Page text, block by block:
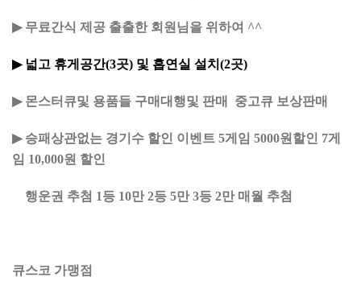
▶ 무료간식 제공 출출한 회원님을 위하여 ^^
▶ 넓고 휴게공간(3곳) 및 흡연실 설치 (2곳)
▶몬스터큐및 용품들 구매대행및 판매 중고큐 보상판매
▶승패상관없는 경기수 할인 이벤트 5게임 5000원할인 7게
임 10,000원 할인
행운권 추첨 1등 10만 2등 5만 3등 2만 매월 추첨
큐스코 가맹점